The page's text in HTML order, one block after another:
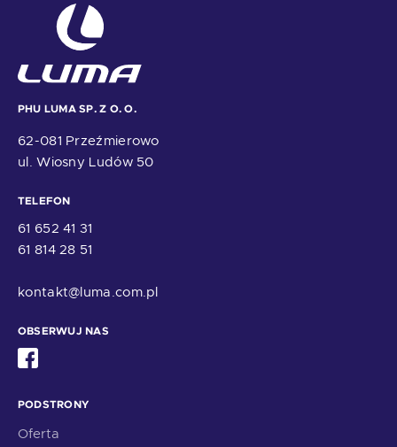
PHU LUMA SP. Z O. O.
62-081 Przeźmierowo
ul. Wiosny Ludów 50
TELEFON
61 652 41 31
61 814 28 51
kontakt@luma.com.pl
OBSERWUJ NAS
PODSTRONY
Oferta